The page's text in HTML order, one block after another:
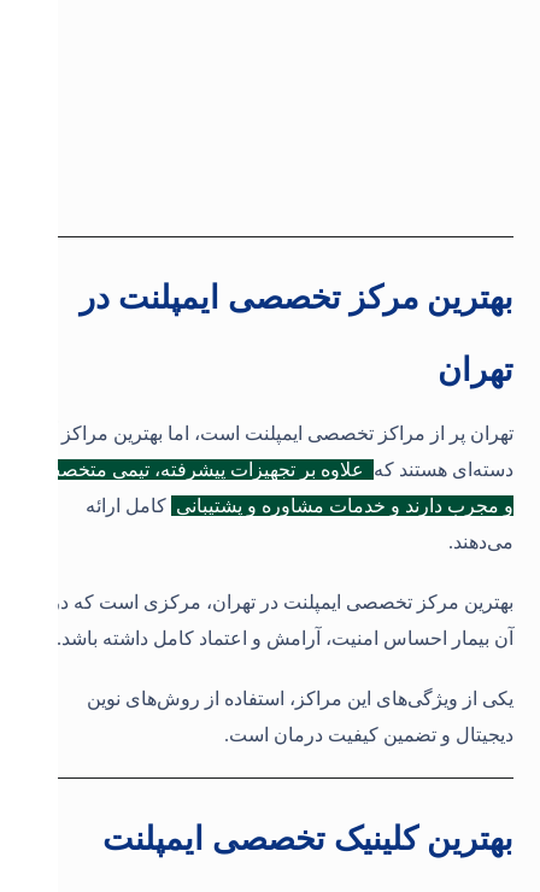
بهترین مرکز تخصصی ایمپلنت در
تهران
تهران پر از مراکز تخصصی ایمپلنت است، اما بهترین مراکز آن
دسته‌ای هستند که
علاوه بر تجهیزات پیشرفته، تیمی متخصص
و مجرب دارند و خدمات مشاوره و پشتیبانی کامل ارائه
می‌دهند.
بهترین مرکز تخصصی ایمپلنت در تهران، مرکزی است که در
آن بیمار احساس امنیت، آرامش و اعتماد کامل داشته باشد.
یکی از ویژگی‌های این مراکز، استفاده از روش‌های نوین
دیجیتال و تضمین کیفیت درمان است.
بهترین کلینیک تخصصی ایمپلنت